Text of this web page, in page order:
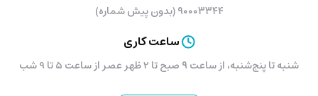
۹۰۰۰۳۳۴۴ (بدون پیش شماره)
ساعت کاری
شنبه تا پنج‌شنبه، از ساعت ۹ صبح تا 2 ظهر عصر از ساعت 5 تا 9 شب